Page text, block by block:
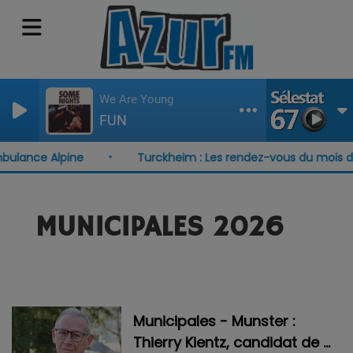
We Are Young
FUN
Alpine Turckheim : Les rendez-vous du mois
MUNICIPALES 2026
Municipales - Munster :
Thierry Kientz, candidat de «